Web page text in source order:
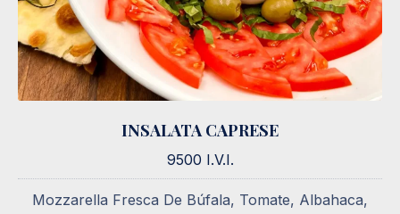
INSALATA CAPRESE
9500 I.V.I.
Mozzarella Fresca De Búfala, Tomate, Albahaca,